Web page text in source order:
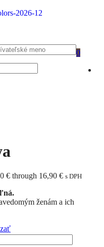
0
€ through 16,90 € s DPH
ženám a ich